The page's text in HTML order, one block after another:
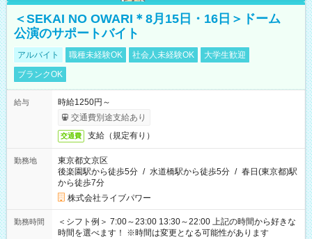
＜SEKAI NO OWARI＊8月15日・16日＞ドーム
公演のサポートバイト
アルバイト 職種未経験OK 社会人未経験OK
大学生歓迎
ブランクOK
給与
時給1250円～
交通費別途支給あり
交通費 支給（規定有り）
勤務地
東京都文京区
後楽園駅から徒歩5分 / 水道橋駅から徒歩5分 / 春日(東京都)駅
から徒歩7分
株式会社ライブパワー
勤務時間
＜シフト例＞ 7:00～23:00 13:30～22:00 上記の時間から好きな
時間を選べます！ ※時間は変更となる可能性があります